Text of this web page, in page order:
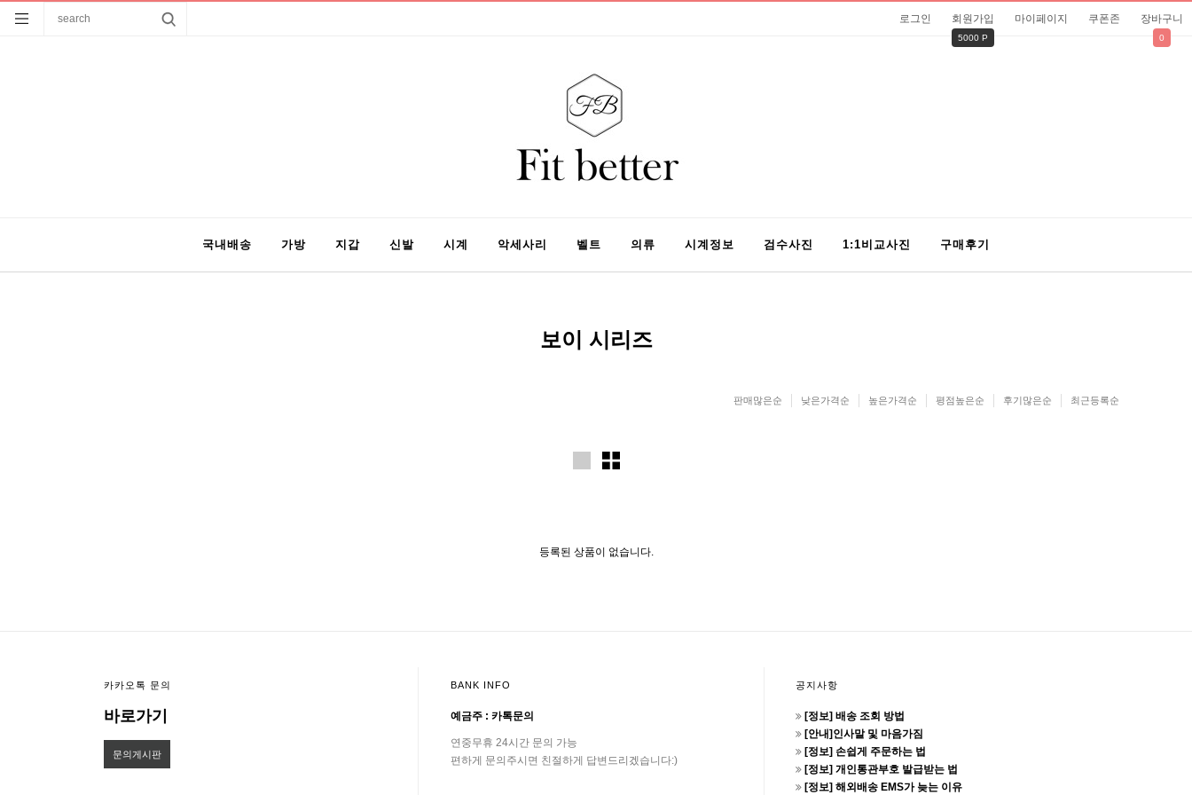
로그인 회원가입
5000 P
마이페이지 쿠폰존 장바구니
0
국내배송 가방 지갑 신발 시계 악세사리 벨트 의류 시계정보 검수사진 1:1비교사진 구매후기
보이 시리즈
판매많은순 낮은가격순 높은가격순 평점높은순 후기많은순 최근등록순
등록된 상품이 없습니다.
카카오톡 문의
바로가기
문의게시판
BANK INFO
예금주 : 카톡문의
연중무휴 24시간 문의 가능
편하게 문의주시면 친절하게 답변드리겠습니다:)
공지사항
[정보] 배송 조회 방법
[안내]인사말 및 마음가짐
[정보] 손쉽게 주문하는 법
[정보] 개인통관부호 발급받는 법
[정보] 해외배송 EMS가 늦는 이유